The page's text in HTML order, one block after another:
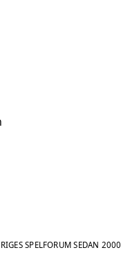
SPELFORUM SEDAN 2000